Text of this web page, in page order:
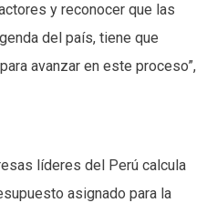
y reconocer que las
del país, tiene que
avanzar en este proceso”,
líderes del Perú calcula
asignado para la